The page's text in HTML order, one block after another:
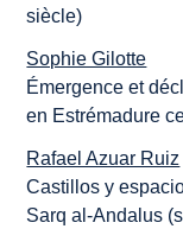
siècle)
Sophie Gilotte
Émergence et
en Estrémadure
Rafael Azuar Ruiz
Castillos y
Sarq al-Andalus